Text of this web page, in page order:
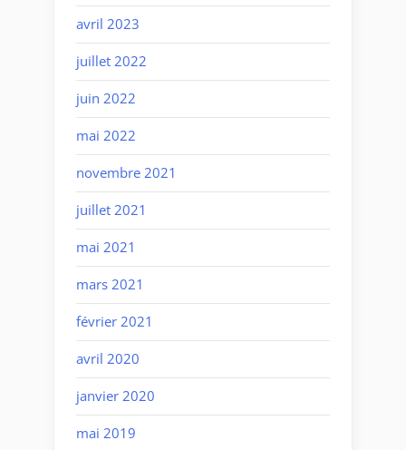
avril 2023
juillet 2022
juin 2022
mai 2022
novembre 2021
juillet 2021
mai 2021
mars 2021
février 2021
avril 2020
janvier 2020
mai 2019